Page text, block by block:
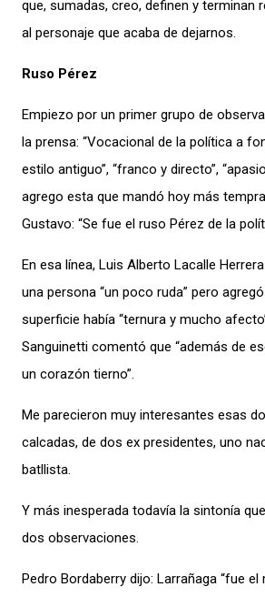
que, sumadas, creo, definen y terminan
al personaje que acaba de dejarnos.
Ruso Pérez
Empiezo por un primer grupo de
la prensa: “Vocacional de la política a
estilo antiguo”, “franco y directo”,
agrego esta que mandó hoy más
Gustavo: “Se fue el ruso Pérez de la
En esa línea, Luis Alberto Lacalle
una persona “un poco ruda” pero
superficie había “ternura y mucho
Sanguinetti comentó que “además de
un corazón tierno”.
Me parecieron muy interesantes esas
calcadas, de dos ex presidentes, uno
batllista.
Y más inesperada todavía la sintonía
dos observaciones.
Pedro Bordaberry dijo: Larrañaga “fue